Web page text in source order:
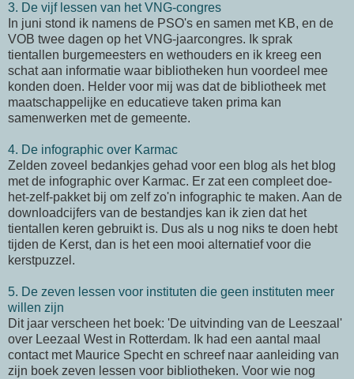
3. De vijf lessen van het VNG-congres
In juni stond ik namens de PSO's en samen met KB, en de
VOB twee dagen op het VNG-jaarcongres. Ik sprak
tientallen burgemeesters en wethouders en ik kreeg een
schat aan informatie waar bibliotheken hun voordeel mee
konden doen. Helder voor mij was dat de bibliotheek met
maatschappelijke en educatieve taken prima kan
samenwerken met de gemeente.
4. De infographic over Karmac
Zelden zoveel bedankjes gehad voor een blog als het blog
met de infographic over Karmac. Er zat een compleet doe-
het-zelf-pakket bij om zelf zo'n infographic te maken. Aan de
downloadcijfers van de bestandjes kan ik zien dat het
tientallen keren gebruikt is. Dus als u nog niks te doen hebt
tijden de Kerst, dan is het een mooi alternatief voor die
kerstpuzzel.
5. De zeven lessen voor instituten die geen instituten meer
willen zijn
Dit jaar verscheen het boek: 'De uitvinding van de Leeszaal'
over Leezaal West in Rotterdam. Ik had een aantal maal
contact met Maurice Specht en schreef naar aanleiding van
zijn boek zeven lessen voor bibliotheken. Voor wie nog